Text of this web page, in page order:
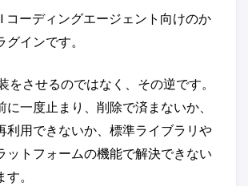
コーディングエージェント向けのか
インです。
をさせるのではなく、その逆です。
に一度止まり、削除で済まないか、
利用できないか、標準ライブラリや
ットフォームの機能で解決できない
。